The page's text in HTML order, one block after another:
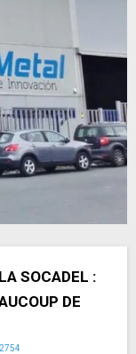
SOCADEL :
DE
2754